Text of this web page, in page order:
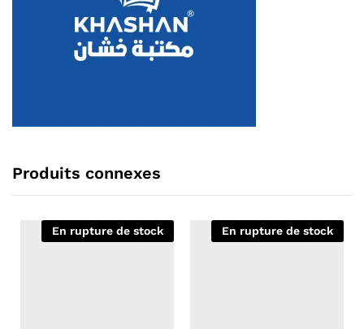
Produits connexes
En rupture de stock En rupture de stock